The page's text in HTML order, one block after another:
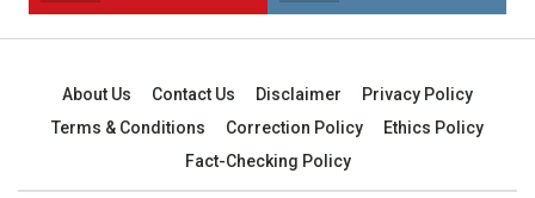
About Us Contact Us Disclaimer
Privacy Policy
Terms & Conditions
Correction Policy
Ethics Policy
Fact-Checking Policy